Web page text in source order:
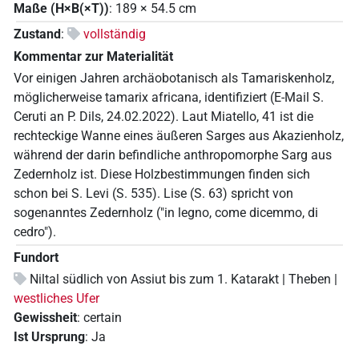
Maße (H×B(×T)): 189 × 54.5 cm
Zustand :
vollständig
Kommentar zur Materialität
Vor einigen Jahren archäobotanisch als Tamariskenholz,
möglicherweise tamarix africana, identifiziert (E-Mail S.
Ceruti an P. Dils, 24.02.2022). Laut Miatello, 41 ist die
rechteckige Wanne eines äußeren Sarges aus Akazienholz,
während der darin befindliche anthropomorphe Sarg aus
Zedernholz ist. Diese Holzbestimmungen finden sich
schon bei S. Levi (S. 535). Lise (S. 63) spricht von
sogenanntes Zedernholz ("in legno, come dicemmo, di
cedro").
Fundort
Niltal südlich von Assiut bis zum 1. Katarakt | Theben |
westliches Ufer
Gewissheit: certain
Ist Ursprung: Ja